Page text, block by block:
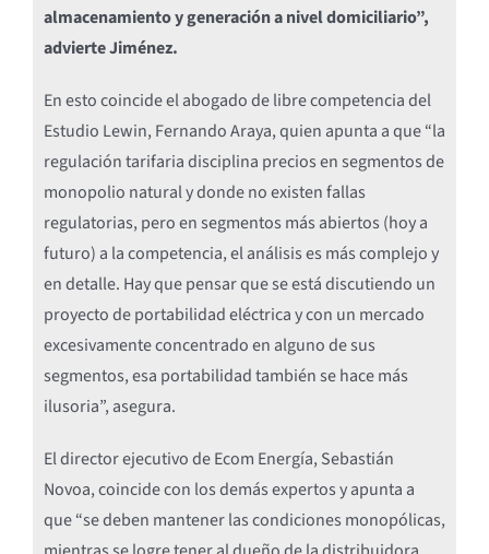
almacenamiento y generación a nivel domiciliario”,
advierte Jiménez.
En esto coincide el abogado de libre competencia del
Estudio Lewin, Fernando Araya, quien apunta a que “la
regulación tarifaria disciplina precios en segmentos de
monopolio natural y donde no existen fallas
regulatorias, pero en segmentos más abiertos (hoy a
futuro) a la competencia, el análisis es más complejo y
en detalle. Hay que pensar que se está discutiendo un
proyecto de portabilidad eléctrica y con un mercado
excesivamente concentrado en alguno de sus
segmentos, esa portabilidad también se hace más
ilusoria”, asegura.
El director ejecutivo de Ecom Energía, Sebastián
Novoa, coincide con los demás expertos y apunta a
que “se deben mantener las condiciones monopólicas,